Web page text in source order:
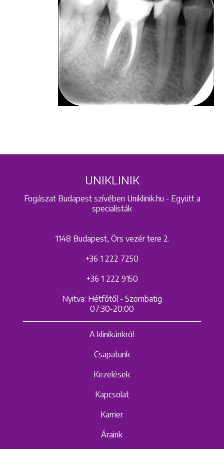
UNIKLINIK
Fogászat Budapest szívében Uniklinik.hu - Együtt a
specialisták
1148 Budapest, Örs vezér tere 2.
+36 1 222 7250
+36 1 222 9150
Nyitva: Hétfőtől - Szombatig
07:30-20:00
A klinikánkról
Csapatunk
Kezelések
Kapcsolat
Karrier
Áraink